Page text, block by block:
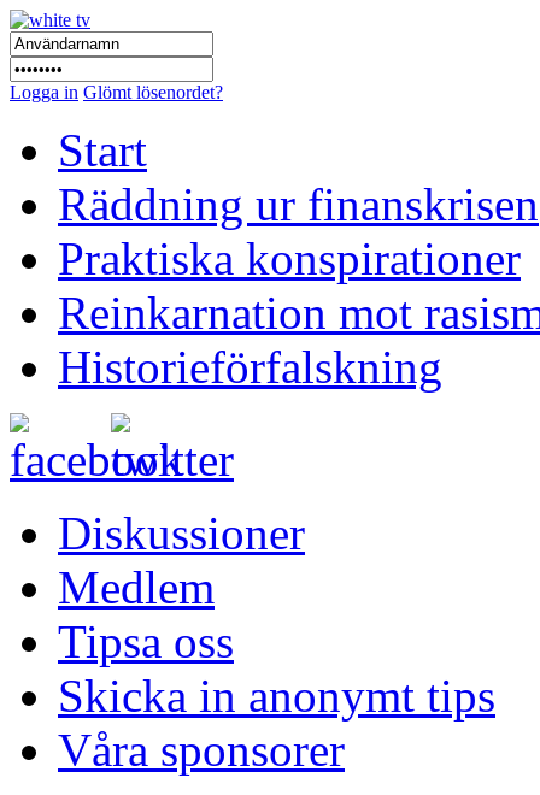
Logga in Glömt lösenordet?
Start
Räddning ur finanskrisen
Praktiska konspirationer
Reinkarnation mot
Historieförfalskning
Diskussioner
Medlem
Tipsa oss
Skicka in anonymt tips
Våra sponsorer